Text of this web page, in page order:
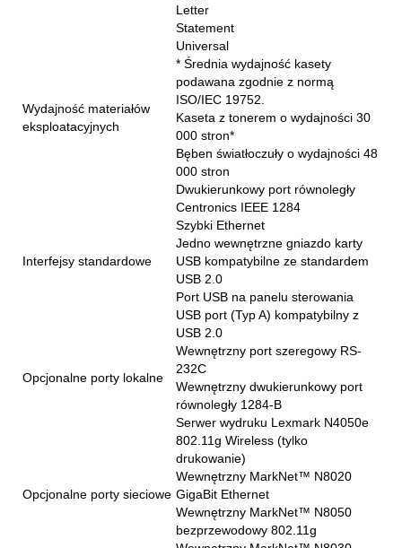
Letter
Statement
Universal
Wydajność materiałów
eksploatacyjnych
* Średnia wydajność kasety
podawana zgodnie z normą
ISO/IEC 19752.
Kaseta z tonerem o wydajności 30
000 stron*
Bęben światłoczuły o wydajności 48
000 stron
Interfejsy standardowe
Dwukierunkowy port równoległy
Centronics IEEE 1284
Szybki Ethernet
Jedno wewnętrzne gniazdo karty
USB kompatybilne ze standardem
USB 2.0
Port USB na panelu sterowania
USB port (Typ A) kompatybilny z
USB 2.0
Opcjonalne porty lokalne
Wewnętrzny port szeregowy RS-
232C
Wewnętrzny dwukierunkowy port
równoległy 1284-B
Opcjonalne porty sieciowe
Serwer wydruku Lexmark N4050e
802.11g Wireless (tylko
drukowanie)
Wewnętrzny MarkNet™ N8020
GigaBit Ethernet
Wewnętrzny MarkNet™ N8050
bezprzewodowy 802.11g